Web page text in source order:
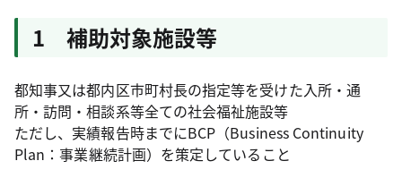
1 補助対象施設等
都知事又は都内区市町村長の指定等を受けた入所・通
所・訪問・相談系等全ての社会福祉施設等
ただし、実績報告時までにBCP（Business Continuity
Plan：事業継続計画）を策定していること